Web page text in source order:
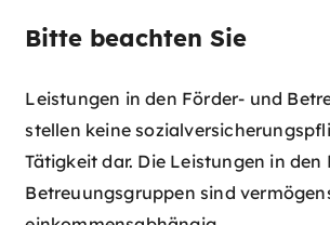
Bitte beachten Sie
Leistungen in den Förder- und
stellen keine
Tätigkeit dar. Die Leistungen in den
Betreuungsgruppen sind